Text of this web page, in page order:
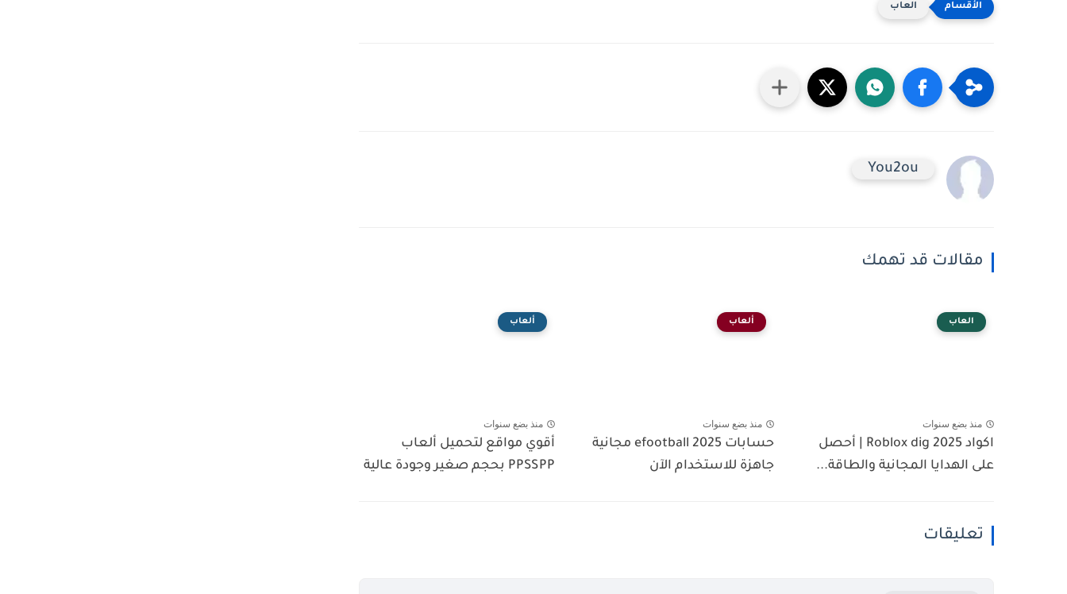
العاب
You2ou
مقالات قد تهمك
العاب
منذ بضع سنوات
اكواد Roblox dig 2025 | أحصل
على الهدايا المجانية والطاقة...
ألعاب
منذ بضع سنوات
حسابات efootball 2025 مجانية
جاهزة للاستخدام الآن
ألعاب
منذ بضع سنوات
أقوي مواقع لتحميل ألعاب
PPSSPP بحجم صغير وجودة عالية
تعليقات